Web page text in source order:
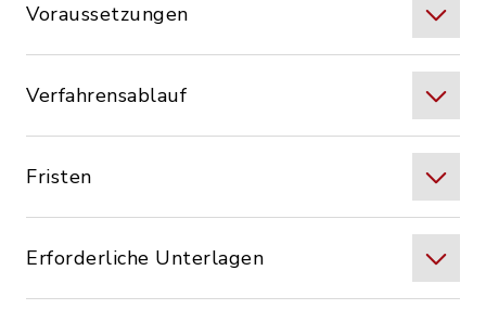
Voraussetzungen
Verfahrensablauf
Fristen
Erforderliche Unterlagen